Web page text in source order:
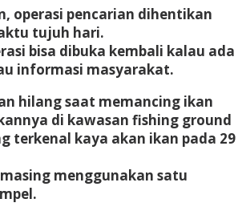
operasi pencarian dihentikan
tujuh hari.
bisa dibuka kembali kalau ada
informasi masyarakat.
hilang saat memancing ikan
di kawasan fishing ground
terkenal kaya akan ikan pada 29
menggunakan satu